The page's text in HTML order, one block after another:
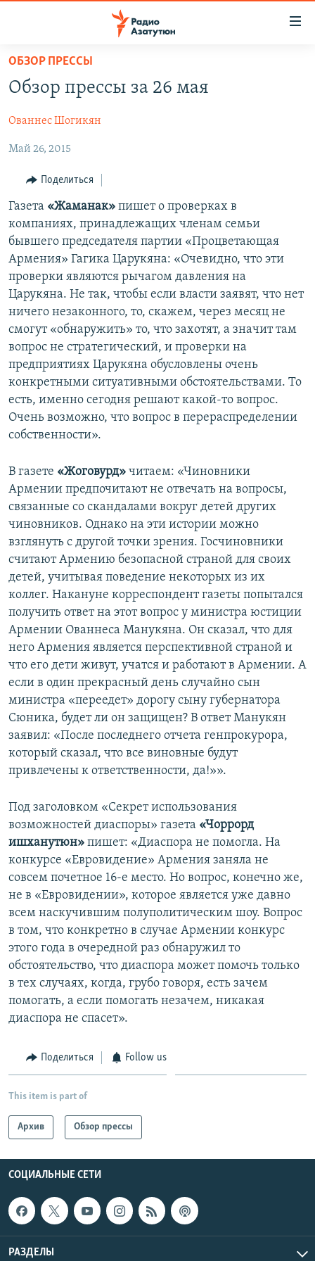
Перейти
основному
Перейти
навигации
поиску
ГЛАВНАЯ
НОВОСТИ
ПОЛИТИКА
ОБЩЕСТВО
ЭКОНОМИКА
РЕГИОН
НАГОРНЫЙ КАРАБАХ
КУЛЬТУРА
СПОРТ
АРХИВ
Հայերեն
English
Русский
Все сайты Радио Азатутюн
ОБЗОР ПРЕССЫ
Обзор прессы за 26 мая
Ованнес Шогикян
Май 26, 2015
Поделиться
Газета «Жаманак» пишет о проверках в
компаниях, принадлежащих членам семьи
бывшего председателя партии «Процветающая
Армения» Гагика Царукяна: «Очевидно, что эти
проверки являются рычагом давления на
Царукяна. Не так, чтобы если власти заявят, что нет
ничего незаконного, то, скажем, через месяц не
смогут «обнаружить» то, что захотят, а значит там
вопрос не стратегический, и проверки на
предприятиях Царукяна обусловлены очень
конкретными ситуативными обстоятельствами. То
есть, именно сегодня решают какой-то вопрос.
Очень возможно, что вопрос в перераспределении
собственности».
В газете «Жоговурд» читаем: «Чиновники
Армении предпочитают не отвечать на вопросы,
связанные со скандалами вокруг детей других
чиновников. Однако на эти истории можно
взглянуть с другой точки зрения. Госчиновники
считают Армению безопасной страной для своих
детей, учитывая поведение некоторых из их
коллег. Накануне корреспондент газеты попытался
получить ответ на этот вопрос у министра юстиции
Армении Ованнеса Манукяна. Он сказал, что для
него Армения является перспективной страной и
что его дети живут, учатся и работают в Армении. А
если в один прекрасный день случайно сын
министра «переедет» дорогу сыну губернатора
Сюника, будет ли он защищен? В ответ Манукян
заявил: «После последнего отчета генпрокурора,
который сказал, что все виновные будут
привлечены к ответственности, да!»».
Под заголовком «Секрет использования
возможностей диаспоры» газета «Чоррорд
ишханутюн» пишет: «Диаспора не помогла. На
конкурсе «Евровидение» Армения заняла не
совсем почетное 16-е место. Но вопрос, конечно же,
не в «Евровидении», которое является уже давно
всем наскучившим полуполитическим шоу. Вопрос
в том, что конкретно в случае Армении конкурс
этого года в очередной раз обнаружил то
обстоятельство, что диаспора может помочь только
в тех случаях, когда, грубо говоря, есть зачем
помогать, а если помогать незачем, никакая
диаспора не спасет».
Поделиться Follow us
This item is part of
Архив Обзор прессы
СОЦИАЛЬНЫЕ СЕТИ
РАЗДЕЛЫ